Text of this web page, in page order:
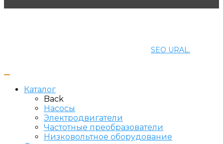
SEO URAL.
Каталог
Back
Насосы
Электродвигатели
Частотные преобразователи
Низковольтное оборудование